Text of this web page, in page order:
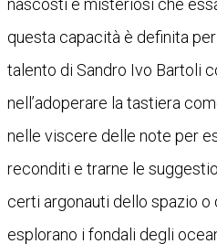
nascosti e misteriosi che
questa capacità è definita per
talento di Sandro Ivo Bartoli
nell’adoperare la tastiera
nelle viscere delle note per
reconditi e trarne le
certi argonauti dello spazio o
esplorano i fondali degli